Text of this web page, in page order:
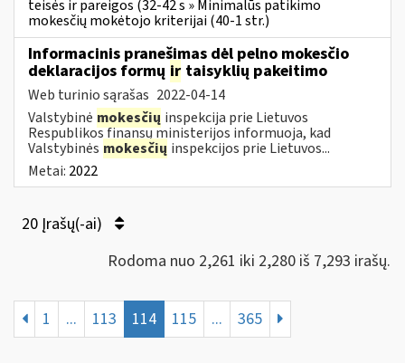
teisės ir pareigos (32-42 s » Minimalūs patikimo
mokesčių mokėtojo kriterijai (40-1 str.)
Informacinis pranešimas dėl pelno mokesčio
deklaracijos formų ir taisyklių pakeitimo
Web turinio sąrašas 2022-04-14
Valstybinė mokesčių inspekcija prie Lietuvos
Respublikos finansų ministerijos informuoja, kad
Valstybinės mokesčių inspekcijos prie Lietuvos...
Metai: 2022
20 Įrašų(-ai)
Rodoma nuo 2,261 iki 2,280 iš 7,293 irašų.
1 ... 113 114 115 ... 365